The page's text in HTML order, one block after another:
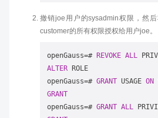
撤销joe用户的sysadmin权限，然
customer的所有权限授权给用户joe。
openGauss=# REVOKE ALL
ALTER ROLE
openGauss=# GRANT USAGE ON
GRANT
openGauss=# GRANT ALL